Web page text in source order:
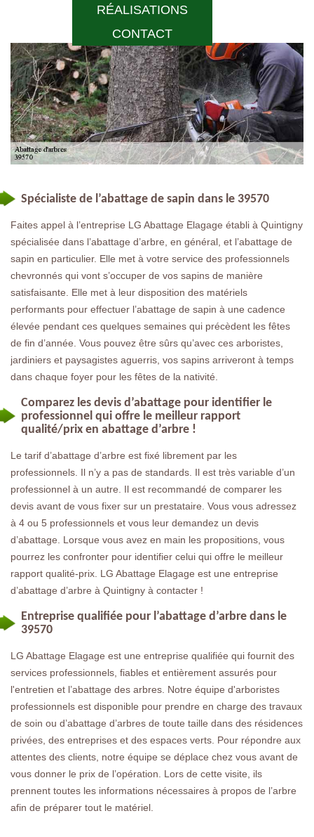
RÉALISATIONS
CONTACT
Spécialiste de l’abattage de sapin dans le 39570
Faites appel à l’entreprise LG Abattage Elagage établi à Quintigny
spécialisée dans l’abattage d’arbre, en général, et l’abattage de
sapin en particulier. Elle met à votre service des professionnels
chevronnés qui vont s’occuper de vos sapins de manière
satisfaisante. Elle met à leur disposition des matériels
performants pour effectuer l’abattage de sapin à une cadence
élevée pendant ces quelques semaines qui précèdent les fêtes
de fin d’année. Vous pouvez être sûrs qu’avec ces arboristes,
jardiniers et paysagistes aguerris, vos sapins arriveront à temps
dans chaque foyer pour les fêtes de la nativité.
Comparez les devis d’abattage pour identifier le
professionnel qui offre le meilleur rapport
qualité/prix en abattage d’arbre !
Le tarif d’abattage d’arbre est fixé librement par les
professionnels. Il n’y a pas de standards. Il est très variable d’un
professionnel à un autre. Il est recommandé de comparer les
devis avant de vous fixer sur un prestataire. Vous vous adressez
à 4 ou 5 professionnels et vous leur demandez un devis
d’abattage. Lorsque vous avez en main les propositions, vous
pourrez les confronter pour identifier celui qui offre le meilleur
rapport qualité-prix. LG Abattage Elagage est une entreprise
d’abattage d’arbre à Quintigny à contacter !
Entreprise qualifiée pour l’abattage d’arbre dans le
39570
LG Abattage Elagage est une entreprise qualifiée qui fournit des
services professionnels, fiables et entièrement assurés pour
l'entretien et l’abattage des arbres. Notre équipe d'arboristes
professionnels est disponible pour prendre en charge des travaux
de soin ou d’abattage d’arbres de toute taille dans des résidences
privées, des entreprises et des espaces verts. Pour répondre aux
attentes des clients, notre équipe se déplace chez vous avant de
vous donner le prix de l’opération. Lors de cette visite, ils
prennent toutes les informations nécessaires à propos de l’arbre
afin de préparer tout le matériel.